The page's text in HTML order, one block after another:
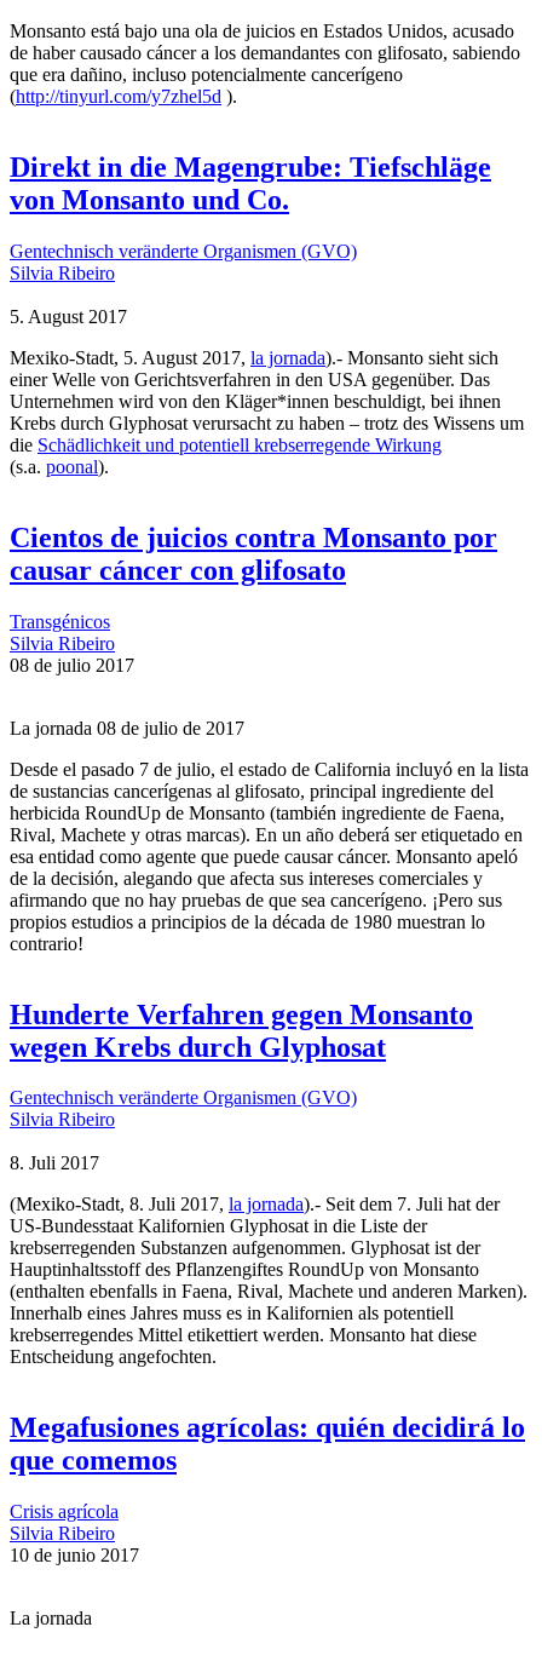
Monsanto está bajo una ola de juicios en Estados Unidos, acusado
de haber causado cáncer a los demandantes con glifosato, sabiendo
que era dañino, incluso potencialmente cancerígeno
(http://tinyurl.com/y7zhel5d ).
Direkt in die Magengrube: Tiefschläge
von Monsanto und Co.
Gentechnisch veränderte Organismen (GVO)
Silvia Ribeiro
5. August 2017
Mexiko-Stadt, 5. August 2017, la jornada).- Monsanto sieht sich
einer Welle von Gerichtsverfahren in den USA gegenüber. Das
Unternehmen wird von den Kläger*innen beschuldigt, bei ihnen
Krebs durch Glyphosat verursacht zu haben – trotz des Wissens um
die Schädlichkeit und potentiell krebserregende Wirkung
(s.a. poonal).
Cientos de juicios contra Monsanto por
causar cáncer con glifosato
Transgénicos
Silvia Ribeiro
08 de julio 2017
La jornada 08 de julio de 2017
Desde el pasado 7 de julio, el estado de California incluyó en la lista
de sustancias cancerígenas al glifosato, principal ingrediente del
herbicida RoundUp de Monsanto (también ingrediente de Faena,
Rival, Machete y otras marcas). En un año deberá ser etiquetado en
esa entidad como agente que puede causar cáncer. Monsanto apeló
de la decisión, alegando que afecta sus intereses comerciales y
afirmando que no hay pruebas de que sea cancerígeno. ¡Pero sus
propios estudios a principios de la década de 1980 muestran lo
contrario!
Hunderte Verfahren gegen Monsanto
wegen Krebs durch Glyphosat
Gentechnisch veränderte Organismen (GVO)
Silvia Ribeiro
8. Juli 2017
(Mexiko-Stadt, 8. Juli 2017, la jornada).- Seit dem 7. Juli hat der
US-Bundesstaat Kalifornien Glyphosat in die Liste der
krebserregenden Substanzen aufgenommen. Glyphosat ist der
Hauptinhaltsstoff des Pflanzengiftes RoundUp von Monsanto
(enthalten ebenfalls in Faena, Rival, Machete und anderen Marken).
Innerhalb eines Jahres muss es in Kalifornien als potentiell
krebserregendes Mittel etikettiert werden. Monsanto hat diese
Entscheidung angefochten.
Megafusiones agrícolas: quién decidirá lo
que comemos
Crisis agrícola
Silvia Ribeiro
10 de junio 2017
La jornada